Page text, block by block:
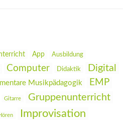
App Ausbildung
Computer Didaktik Digital
Musikpädagogik EMP
Gitarre Gruppenunterricht
Improvisation